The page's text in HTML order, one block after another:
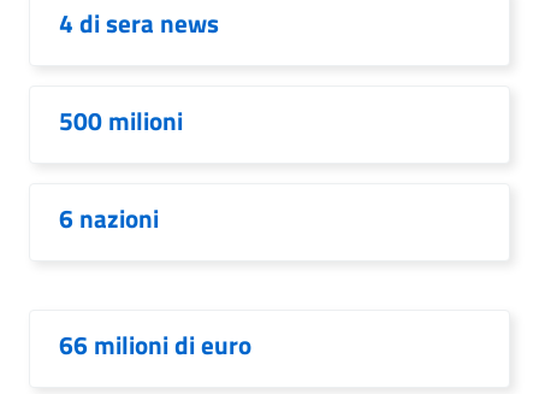
4 di sera news
500 milioni
6 nazioni
66 milioni di euro